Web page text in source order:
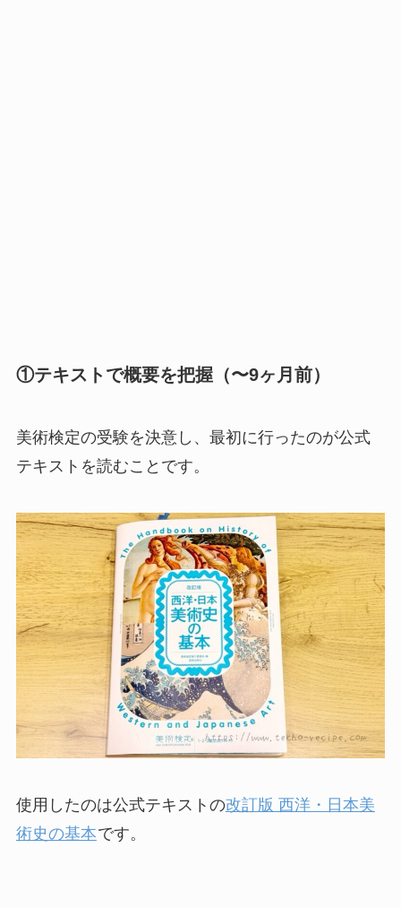
①テキストで概要を把握（〜9ヶ月前）
美術検定の受験を決意し、最初に行ったのが公式
テキストを読むことです。
使用したのは公式テキストの改訂版 西洋・日本美
術史の基本です。